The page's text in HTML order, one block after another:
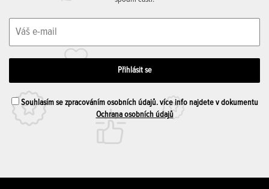
Souhlasím se zpracováním osobních údajů. více info najdete v dokumentu
Ochrana osobních údajů